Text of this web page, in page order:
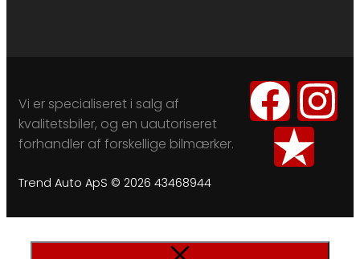
Vi er specialiseret i salg af
kvalitetsbiler, og en uautoriseret
forhandler af forskellige bilmærker.
Trend Auto ApS © 2026 43468944